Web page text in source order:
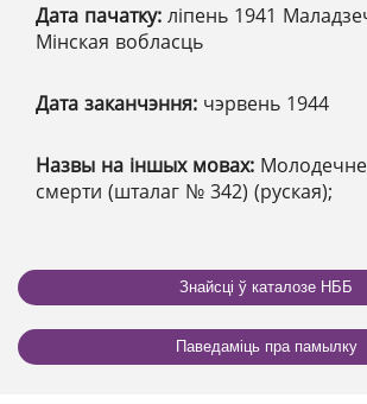
Дата пачатку: ліпень 1941
Мінская вобласць
Дата заканчэння: чэрвень 1944
Назвы на іншых мовах:
смерти (шталаг № 342) (руская);
Знайсці ў каталозе НББ
Паведаміць пра памылку